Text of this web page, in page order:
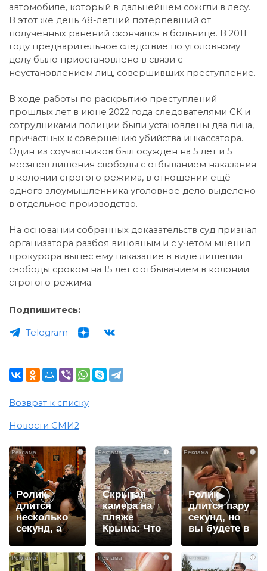
автомобиле, который в дальнейшем сожгли в лесу.
В этот же день 48-летний потерпевший от
полученных ранений скончался в больнице. В 2011
году предварительное следствие по уголовному
делу было приостановлено в связи с
неустановлением лиц, совершивших преступление.
В ходе работы по раскрытию преступлений
прошлых лет в июне 2022 года следователями СК и
сотрудниками полиции были установлены два лица,
причастных к совершению убийства инкассатора.
Один из соучастников был осуждён на 5 лет и 5
месяцев лишения свободы с отбыванием наказания
в колонии строгого режима, в отношении ещё
одного злоумышленника уголовное дело выделено
в отдельное производство.
На основании собранных доказательств суд признал
организатора разбоя виновным и с учётом мнения
прокурора вынес ему наказание в виде лишения
свободы сроком на 15 лет с отбыванием в колонии
строгого режима.
Подпишитесь:
Telegram
Возврат к списку
Новости СМИ2
i
Ролик
длится
несколько
секунд, а
смеяться
вы будете
долго
i
Скрытая
камера на
пляже
Крыма: Что
люди
вытворяют,
когда их не
i
Ролик
длится пару
секунд, но
вы будете в
шоке от
увиденного
i i i